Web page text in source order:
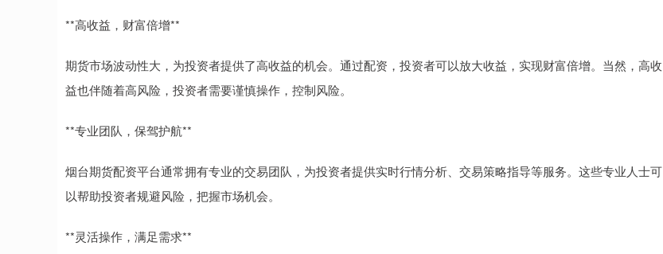
**高收益，财富倍增**
期货市场波动性大，为投资者提供了高收益的机会。通过配资，投资者可以放大收益，实现财富倍增。当然，高收
益也伴随着高风险，投资者需要谨慎操作，控制风险。
**专业团队，保驾护航**
烟台期货配资平台通常拥有专业的交易团队，为投资者提供实时行情分析、交易策略指导等服务。这些专业人士可
以帮助投资者规避风险，把握市场机会。
**灵活操作，满足需求**